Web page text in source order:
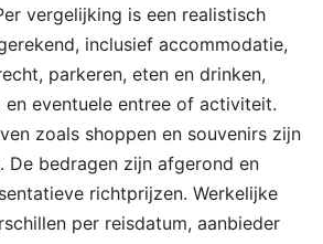
vergelijking is een realistisch
inclusief accommodatie,
parkeren, eten en drinken,
eventuele entree of activiteit.
zoals shoppen en souvenirs zijn
De bedragen zijn afgerond en
richtprijzen. Werkelijke
per reisdatum, aanbieder